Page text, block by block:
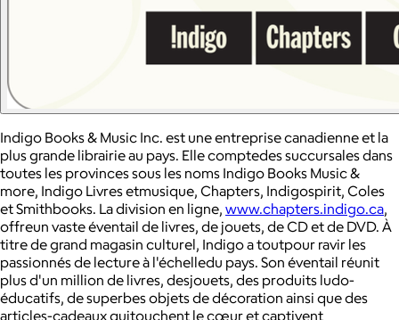
Indigo Books & Music Inc. est une entreprise canadienne et la
plus grande librairie au pays. Elle comptedes succursales dans
toutes les provinces sous les noms Indigo Books Music &
more, Indigo Livres etmusique, Chapters, Indigospirit, Coles
et Smithbooks. La division en ligne, www.chapters.indigo.ca,
offreun vaste éventail de livres, de jouets, de CD et de DVD. À
titre de grand magasin culturel, Indigo a toutpour ravir les
passionnés de lecture à l'échelledu pays. Son éventail réunit
plus d'un million de livres, desjouets, des produits ludo-
éducatifs, de superbes objets de décoration ainsi que des
articles-cadeaux quitouchent le cœur et captivent